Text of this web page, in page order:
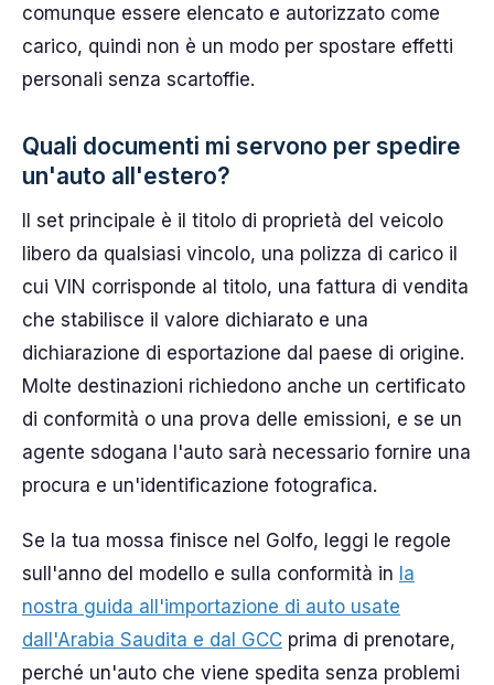
comunque essere elencato e autorizzato come
carico, quindi non è un modo per spostare effetti
personali senza scartoffie.
Quali documenti mi servono per spedire
un'auto all'estero?
Il set principale è il titolo di proprietà del veicolo
libero da qualsiasi vincolo, una polizza di carico il
cui VIN corrisponde al titolo, una fattura di vendita
che stabilisce il valore dichiarato e una
dichiarazione di esportazione dal paese di origine.
Molte destinazioni richiedono anche un certificato
di conformità o una prova delle emissioni, e se un
agente sdogana l'auto sarà necessario fornire una
procura e un'identificazione fotografica.
Se la tua mossa finisce nel Golfo, leggi le regole
sull'anno del modello e sulla conformità in la
nostra guida all'importazione di auto usate
dall'Arabia Saudita e dal GCC prima di prenotare,
perché un'auto che viene spedita senza problemi